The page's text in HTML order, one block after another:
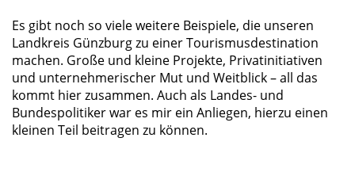
Es gibt noch so viele weitere Beispiele, die unseren
Landkreis Günzburg zu einer Tourismusdestination
machen. Große und kleine Projekte, Privatinitiativen
und unternehmerischer Mut und Weitblick – all das
kommt hier zusammen. Auch als Landes- und
Bundespolitiker war es mir ein Anliegen, hierzu einen
kleinen Teil beitragen zu können.